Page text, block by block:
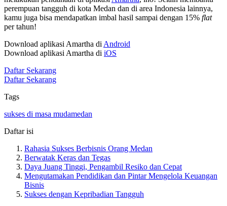
perempuan tangguh di kota Medan dan di area Indonesia lainnya,
kamu juga bisa mendapatkan imbal hasil sampai dengan 15% flat
per tahun!
Download aplikasi Amartha diAndroid
Download aplikasi Amartha di iOS
Daftar Sekarang
Daftar Sekarang
Tags
sukses di masa mudamedan
Daftar isi
Rahasia Sukses Berbisnis Orang Medan
Berwatak Keras dan Tegas
Daya Juang Tinggi, Pengambil Resiko dan Cepat
Mengutamakan Pendidikan dan Pintar Mengelola Keuangan
Bisnis
Sukses dengan Kepribadian Tangguh